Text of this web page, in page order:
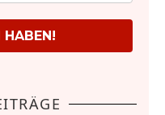
HABEN!